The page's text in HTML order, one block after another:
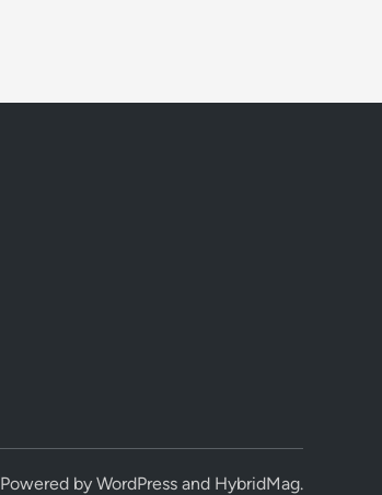
Powered by WordPress and HybridMag.